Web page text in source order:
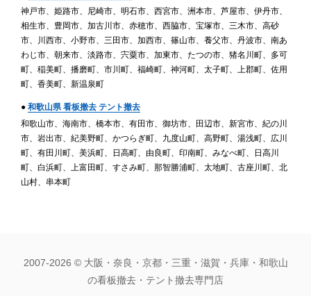
神戸市、姫路市、尼崎市、明石市、西宮市、洲本市、芦屋市、伊丹市、
相生市、豊岡市、加古川市、赤穂市、西脇市、宝塚市、三木市、高砂
市、川西市、小野市、三田市、加西市、篠山市、養父市、丹波市、南あ
わじ市、朝来市、淡路市、宍粟市、加東市、たつの市、猪名川町、多可
町、稲美町、播磨町、市川町、福崎町、神河町、太子町、上郡町、佐用
町、香美町、新温泉町
● 和歌山県 看板撤去 テント撤去
和歌山市、海南市、橋本市、有田市、御坊市、田辺市、新宮市、紀の川
市、岩出市、紀美野町、かつらぎ町、九度山町、高野町、湯浅町、広川
町、有田川町、美浜町、日高町、由良町、印南町、みなべ町、日高川
町、白浜町、上富田町、すさみ町、那智勝浦町、太地町、古座川町、北
山村、串本町
2007-2026 © 大阪・奈良・京都・三重・滋賀・兵庫・和歌山
の看板撤去・テント撤去専門店